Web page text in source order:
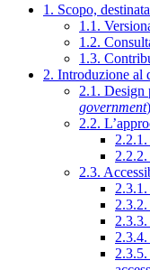
1. Scopo,
1.1.
1.2.
1.3.
2. Introduzione al
2.1. Design
government)
2.2.
2.3.